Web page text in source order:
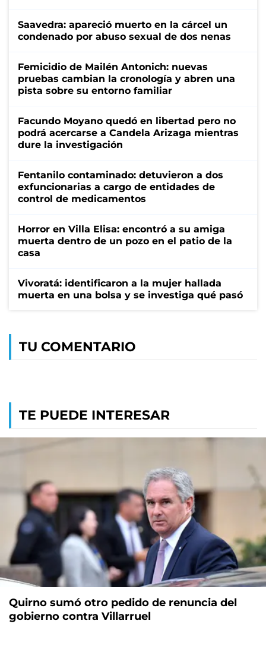
Saavedra: apareció muerto en la cárcel un
condenado por abuso sexual de dos nenas
Femicidio de Mailén Antonich: nuevas
pruebas cambian la cronología y abren una
pista sobre su entorno familiar
Facundo Moyano quedó en libertad pero no
podrá acercarse a Candela Arizaga mientras
dure la investigación
Fentanilo contaminado: detuvieron a dos
exfuncionarias a cargo de entidades de
control de medicamentos
Horror en Villa Elisa: encontró a su amiga
muerta dentro de un pozo en el patio de la
casa
Vivoratá: identificaron a la mujer hallada
muerta en una bolsa y se investiga qué pasó
TU COMENTARIO
TE PUEDE INTERESAR
Quirno sumó otro pedido de renuncia del
gobierno contra Villarruel